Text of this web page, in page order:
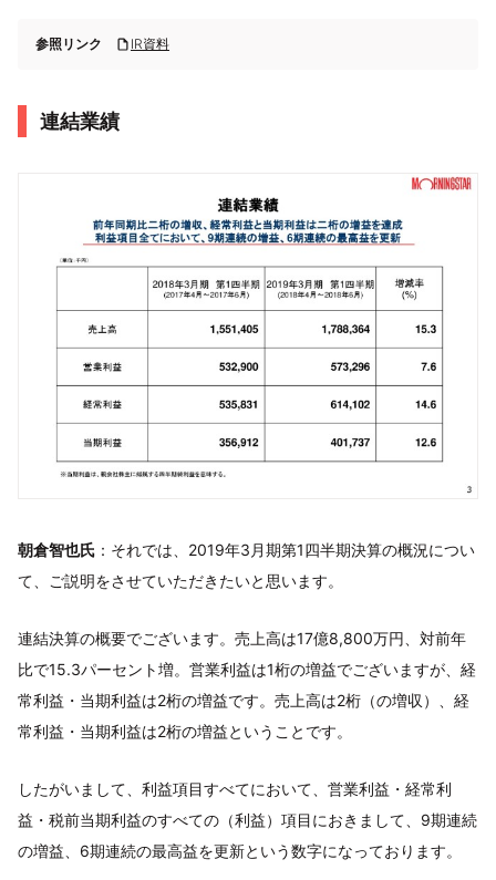
参照リンク IR資料
連結業績
朝倉智也氏 ：それでは、2019年3月期第1四半期決算の概況につい
て、ご説明をさせていただきたいと思います。
連結決算の概要でございます。売上高は17億8,800万円、対前年
比で15.3パーセント増。営業利益は1桁の増益でございますが、経
常利益・当期利益は2桁の増益です。売上高は2桁（の増収）、経
常利益・当期利益は2桁の増益ということです。
したがいまして、利益項目すべてにおいて、営業利益・経常利
益・税前当期利益のすべての（利益）項目におきまして、9期連続
の増益、6期連続の最高益を更新という数字になっております。